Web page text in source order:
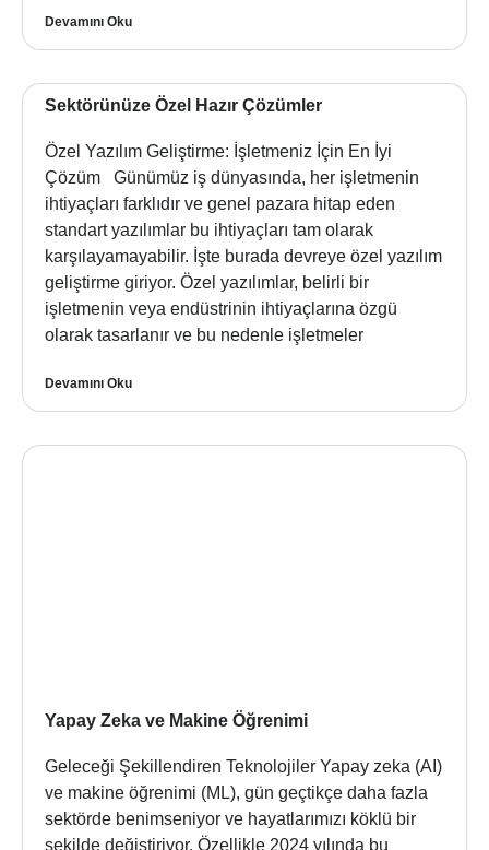
Devamını Oku
Sektörünüze Özel Hazır Çözümler
Özel Yazılım Geliştirme: İşletmeniz İçin En İyi
Çözüm Günümüz iş dünyasında, her işletmenin
ihtiyaçları farklıdır ve genel pazara hitap eden
standart yazılımlar bu ihtiyaçları tam olarak
karşılayamayabilir. İşte burada devreye özel yazılım
geliştirme giriyor. Özel yazılımlar, belirli bir
işletmenin veya endüstrinin ihtiyaçlarına özgü
olarak tasarlanır ve bu nedenle işletmeler
Devamını Oku
Yapay Zeka ve Makine Öğrenimi
Geleceği Şekillendiren Teknolojiler Yapay zeka (AI)
ve makine öğrenimi (ML), gün geçtikçe daha fazla
sektörde benimseniyor ve hayatlarımızı köklü bir
şekilde değiştiriyor. Özellikle 2024 yılında bu